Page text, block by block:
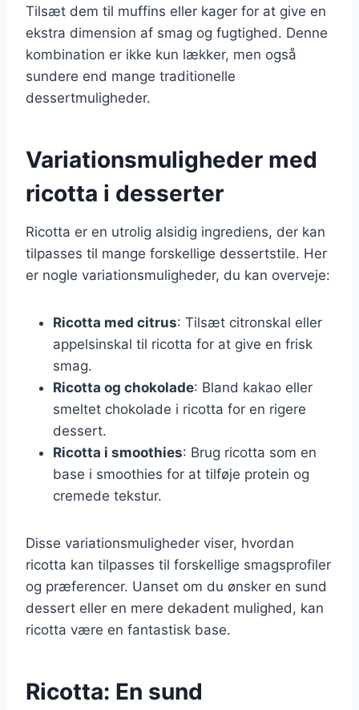
Tilsæt dem til muffins eller kager for at give en
ekstra dimension af smag og fugtighed. Denne
kombination er ikke kun lækker, men også
sundere end mange traditionelle
dessertmuligheder.
Variationsmuligheder med
ricotta i desserter
Ricotta er en utrolig alsidig ingrediens, der kan
tilpasses til mange forskellige dessertstile. Her
er nogle variationsmuligheder, du kan overveje:
Ricotta med citrus: Tilsæt citronskal eller
appelsinskal til ricotta for at give en frisk
smag.
Ricotta og chokolade: Bland kakao eller
smeltet chokolade i ricotta for en rigere
dessert.
Ricotta i smoothies: Brug ricotta som en
base i smoothies for at tilføje protein og
cremede tekstur.
Disse variationsmuligheder viser, hvordan
ricotta kan tilpasses til forskellige smagsprofiler
og præferencer. Uanset om du ønsker en sund
dessert eller en mere dekadent mulighed, kan
ricotta være en fantastisk base.
Ricotta: En sund